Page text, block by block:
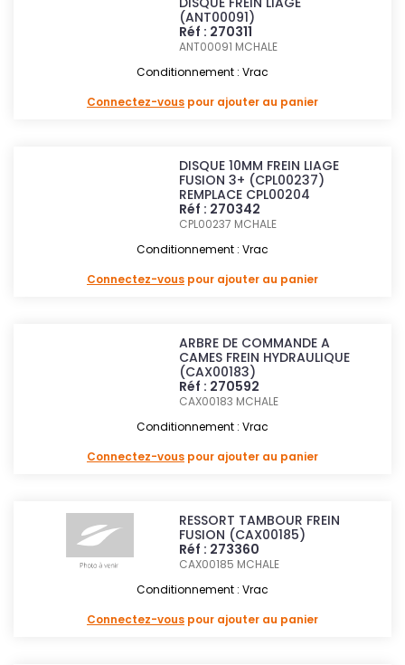
(ANT00091)
Réf : 270311
ANT00091 MCHALE
Conditionnement : Vrac
Connectez-vous pour ajouter au panier
DISQUE 10MM FREIN LIAGE
FUSION 3+ (CPL00237)
REMPLACE CPL00204
Réf : 270342
CPL00237 MCHALE
Conditionnement : Vrac
Connectez-vous pour ajouter au panier
ARBRE DE COMMANDE A
CAMES FREIN HYDRAULIQUE
(CAX00183)
Réf : 270592
CAX00183 MCHALE
Conditionnement : Vrac
Connectez-vous pour ajouter au panier
RESSORT TAMBOUR FREIN
FUSION (CAX00185)
Réf : 273360
CAX00185 MCHALE
Conditionnement : Vrac
Connectez-vous pour ajouter au panier